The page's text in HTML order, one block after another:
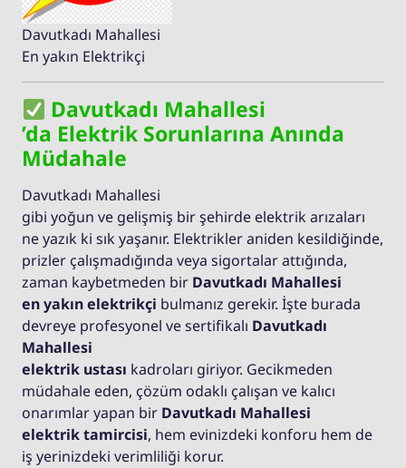
Davutkadı Mahallesi
En yakın Elektrikçi
Davutkadı Mahallesi
’da Elektrik Sorunlarına Anında
Müdahale
Davutkadı Mahallesi
gibi yoğun ve gelişmiş bir şehirde elektrik arızaları
ne yazık ki sık yaşanır. Elektrikler aniden kesildiğinde,
prizler çalışmadığında veya sigortalar attığında,
zaman kaybetmeden bir Davutkadı Mahallesi
en yakın elektrikçi bulmanız gerekir. İşte burada
devreye profesyonel ve sertifikalı Davutkadı
Mahallesi
elektrik ustası kadroları giriyor. Gecikmeden
müdahale eden, çözüm odaklı çalışan ve kalıcı
onarımlar yapan bir Davutkadı Mahallesi
elektrik tamircisi, hem evinizdeki konforu hem de
iş yerinizdeki verimliliği korur.